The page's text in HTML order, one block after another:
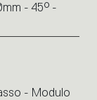
- 45° -
- Modulo